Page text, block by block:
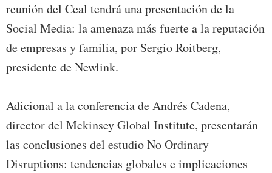
reunión del Ceal tendrá una presentación de la
Social Media: la amenaza más fuerte a la reputación
de empresas y familia, por Sergio Roitberg,
presidente de Newlink.
Adicional a la conferencia de Andrés Cadena,
director del Mckinsey Global Institute, presentarán
las conclusiones del estudio No Ordinary
Disruptions: tendencias globales e implicaciones